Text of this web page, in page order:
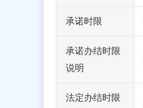
承诺时限
承诺办结时限
说明
法定办结时限